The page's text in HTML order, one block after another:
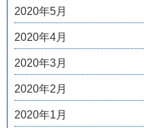
2020年5月
2020年4月
2020年3月
2020年2月
2020年1月